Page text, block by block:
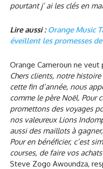
pourtant j’ ai les clés en
Lire aussi :Orange Music
éveillent les promesses
Orange Cameroun ne veut
Chers clients, notre
cette fin d’année, nous
comme le père Noël. Pour
promettons des voyages
nos valeureux Lions
aussi des maillots à
Pour en bénéficier, c’est
courses, de faire vos
Steve Zogo Awoundza,